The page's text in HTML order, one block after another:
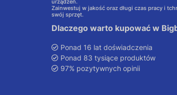
Zainwestuj w jakość oraz długi czas pracy i
swój sprzęt.
Dlaczego warto kupować w
Ponad 16 lat doświadczenia
Ponad 83 tysiące produktów
97% pozytywnych opinii